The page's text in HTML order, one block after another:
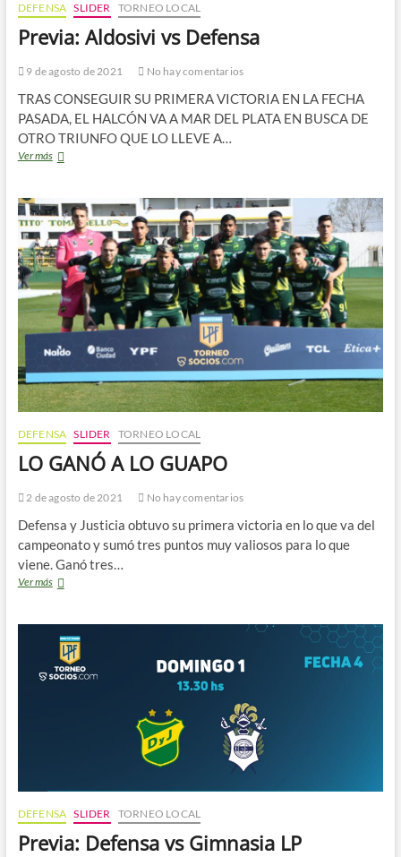
DEFENSA SLIDER TORNEO LOCAL
Previa: Aldosivi vs Defensa
9 de agosto de 2021 No hay comentarios
TRAS CONSEGUIR SU PRIMERA VICTORIA EN LA FECHA
PASADA, EL HALCÓN VA A MAR DEL PLATA EN BUSCA DE
OTRO TRIUNFO QUE LO LLEVE A…
Ver másPrevia:
Defensa
DEFENSA SLIDER TORNEO LOCAL
LO GANÓ A LO GUAPO
2 de agosto de 2021 No hay comentarios
Defensa y Justicia obtuvo su primera victoria en lo que va del
campeonato y sumó tres puntos muy valiosos para lo que
viene. Ganó tres…
Ver másLO
GUAPO
DEFENSA SLIDER TORNEO LOCAL
Previa: Defensa vs Gimnasia LP